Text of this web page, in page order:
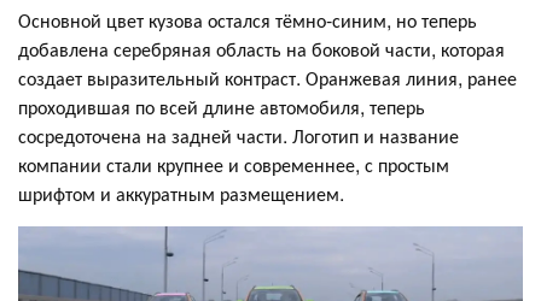
Основной цвет кузова остался тёмно-синим, но теперь
добавлена серебряная область на боковой части, которая
создает выразительный контраст. Оранжевая линия, ранее
проходившая по всей длине автомобиля, теперь
сосредоточена на задней части. Логотип и название
компании стали крупнее и современнее, с простым
шрифтом и аккуратным размещением.